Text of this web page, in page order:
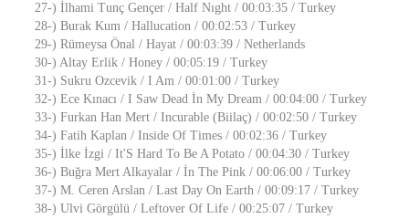
27-) İlhami Tunç Gençer / Half Nıght / 00:03:35 / Turkey
28-) Burak Kum / Hallucation / 00:02:53 / Turkey
29-) Rümeysa Önal / Hayat / 00:03:39 / Netherlands
30-) Altay Erlik / Honey / 00:05:19 / Turkey
31-) Sukru Ozcevik / I Am / 00:01:00 / Turkey
32-) Ece Kınacı / I Saw Dead İn My Dream / 00:04:00 / Turkey
33-) Furkan Han Mert / Incurable (Biilaç) / 00:02:50 / Turkey
34-) Fatih Kaplan / Inside Of Times / 00:02:36 / Turkey
35-) İlke İzgi / It'S Hard To Be A Potato / 00:04:30 / Turkey
36-) Buğra Mert Alkayalar / İn The Pink / 00:06:00 / Turkey
37-) M. Ceren Arslan / Last Day On Earth / 00:09:17 / Turkey
38-) Ulvi Görgülü / Leftover Of Life / 00:25:07 / Turkey